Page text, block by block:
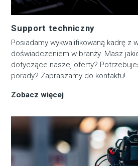
Support techniczny
Posiadamy wykwalifikowaną kadrę z
doświadczeniem w branży. Masz
dotyczące naszej oferty?
porady? Zapraszamy do kontaktu!
Zobacz więcej